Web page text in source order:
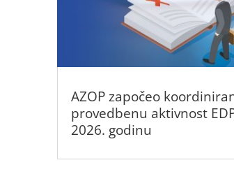
AZOP započeo
provedbenu aktivnost
2026. godinu